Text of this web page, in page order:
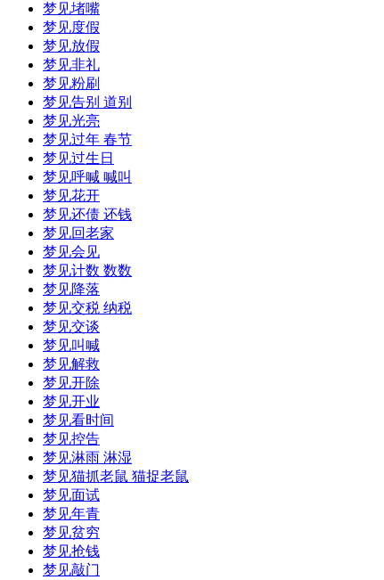
梦见堵嘴
梦见度假
梦见放假
梦见非礼
梦见粉刷
梦见告别 道别
梦见光亮
梦见过年 春节
梦见过生日
梦见呼喊 喊叫
梦见花开
梦见还债 还钱
梦见回老家
梦见会见
梦见计数 数数
梦见降落
梦见交税 纳税
梦见交谈
梦见叫喊
梦见解救
梦见开除
梦见开业
梦见看时间
梦见控告
梦见淋雨 淋湿
梦见猫抓老鼠 猫捉老鼠
梦见面试
梦见年青
梦见贫穷
梦见抢钱
梦见敲门